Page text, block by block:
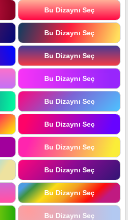
Bu Dizaynı Seç
Bu Dizaynı Seç
Bu Dizaynı Seç
Bu Dizaynı Seç
Bu Dizaynı Seç
Bu Dizaynı Seç
Bu Dizaynı Seç
Bu Dizaynı Seç
Bu Dizaynı Seç
Bu Dizaynı Seç